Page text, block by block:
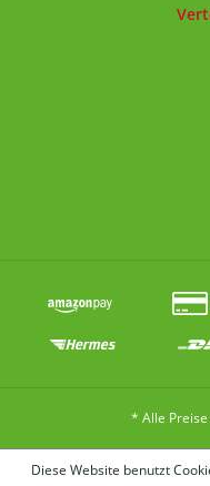
* Alle
Diese Website benutzt